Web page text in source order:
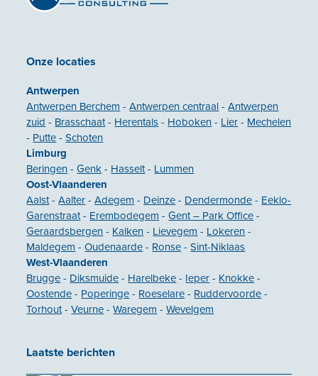
Onze locaties
Antwerpen
Antwerpen Berchem -Antwerpen centraal -Antwerpen
zuid - Brasschaat- Herentals - Hoboken - Lier - Mechelen
- Putte -Schoten
Limburg
Beringen -Genk - Hasselt- Lummen
Oost-Vlaanderen
Aalst-Aalter -Adegem - Deinze - Dendermonde - Eeklo-
Garenstraat- Erembodegem -Gent – Park Office -
Geraardsbergen - Kalken - Lievegem - Lokeren -
Maldegem -Oudenaarde - Ronse -Sint-Niklaas
West-Vlaanderen
Brugge - Diksmuide - Harelbeke - Ieper - Knokke -
Oostende - Poperinge - Roeselare - Ruddervoorde -
Torhout-Veurne -Waregem -Wevelgem
Laatste berichten